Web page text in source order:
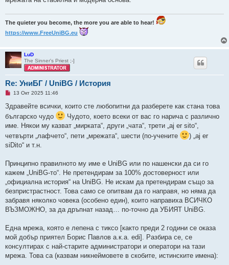
The quieter you become, the more you are able to hear!
https://www.FreeUniBG.eu
LuD
The Sinner's Priest ;-]
Re: УниБГ / UniBG / История
Н
п
р
о
ч
е
т
е
н
н
е
н
и
е
13 Окт 2025 11:46
Здравейте всички, които сте любопитни да разберете как стана това
българско чудо
Чудото, което всеки от вас го нарича с различно
име. Някои му казват „мирката“, други „чата“, трети „aj er sito“,
четвърти „лафчето“, пети „мрежата“, шести (по-учените
) „aj er
siDito“ и т.н.
Принципно правилното му име е UniBG или по нашенски да си го
кажем „UniBG-то“. Не претендирам за 100% достоверност или
„официална история“ на UniBG. Не искам да претендирам също за
безпристрастност. Това само се опитвам да го направя, но няма да
забравя няколко човека (особено един), които направиха ВСИЧКО
ВЪЗМОЖНО, за да дръпнат назад… по-точно да УБИЯТ UniBG.
Една мрежа, която е лепена с тиксо [както преди 2 години се оказа
мой добър приятел Борис Павлов а.к.а. edi]. Разбира се, се
консултирах с най-старите администратори и оператори на тази
мрежа. Това са (казвам никнеймовете в скобите, истинските имена):